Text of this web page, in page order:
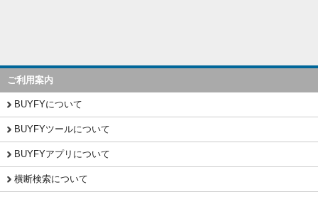
ご利用案内
BUYFYについて
BUYFYツールについて
BUYFYアプリについて
横断検索について